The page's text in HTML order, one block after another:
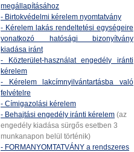
megállapításához
- Birtokvédelmi kérelem nyomtatvány
- Kérelem lakás rendeltetési egységeire
vonatkozó hatósági bizonyítvány
kiadása iránt
- Közterület-használat engedély iránti
kérelem
- Kérelem lakcímnyilvántartásba való
felvételre
- Címigazolási kérelem
- Behajtási engedély iránti kérelem (az
engedély kiadása sürgős esetben 3
munkanapon belül történik)
- FORMANYOMTATVÁNY a rendszeres